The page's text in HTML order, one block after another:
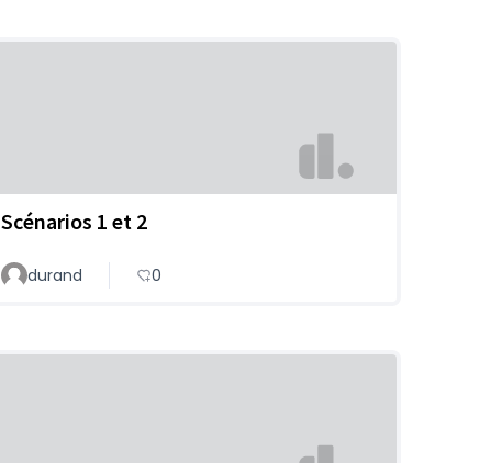
Scénarios 1 et 2
durand 0